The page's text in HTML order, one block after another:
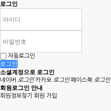
로그인
자동로그인
로그인
소셜계정으로 로그인
네이버 로그인 카카오 로그인 페이스북 로그인
회원로그인 안내
회원정보찾기 회원 가입